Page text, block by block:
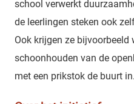
school verwerkt
de leerlingen steken ook
Ook krijgen ze bijvoorbeeld
schoonhouden van de
met een prikstok de buurt in.